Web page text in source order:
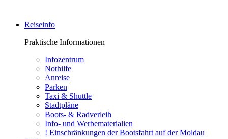
Reiseinfo
Praktische Informationen
Infozentrum
Nothilfe
Anreise
Parken
Taxi & Shuttle
Stadtpläne
Boots- & Radverleih
Info- und Werbematerialien
! Einschränkungen der Bootsfahrt auf der Moldau